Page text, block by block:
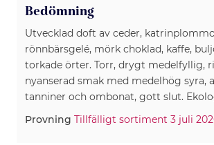
Bedömning
Utvecklad doft av ceder,
rönnbärsgelé, mörk choklad, kaffe,
torkade örter. Torr, drygt medelfyllig,
nyanserad smak med medelhög syra,
tanniner och ombonat, gott slut.
Provning Tillfälligt sortiment 3 juli